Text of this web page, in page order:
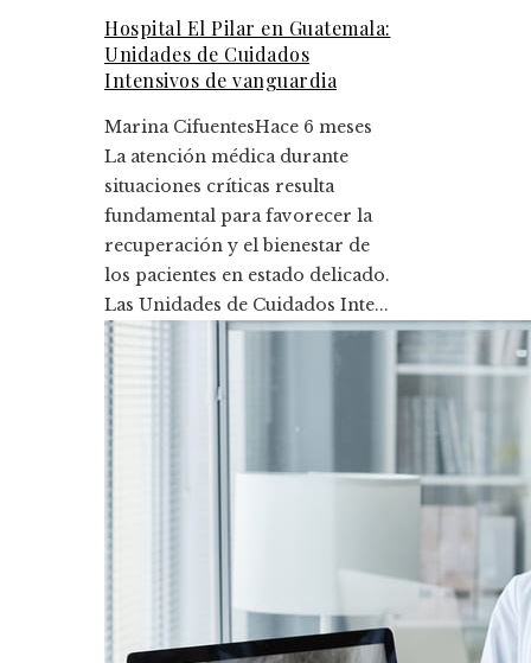
Hospital El Pilar en Guatemala:
Unidades de Cuidados
Intensivos de vanguardia
Marina CifuentesHace 6 meses
La atención médica durante
situaciones críticas resulta
fundamental para favorecer la
recuperación y el bienestar de
los pacientes en estado delicado.
Las Unidades de Cuidados Inte...